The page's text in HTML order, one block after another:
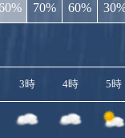
70% 60%
3時 4時 5時